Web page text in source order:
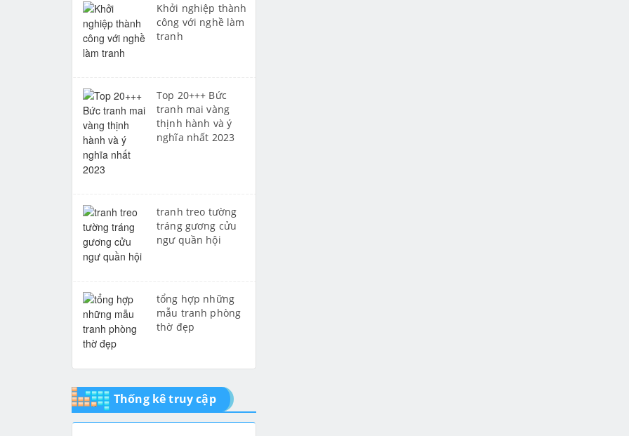
Khởi nghiệp thành
công với nghề làm
tranh
Top 20+++ Bức
tranh mai vàng
thịnh hành và ý
nghĩa nhất 2023
tranh treo tường
tráng gương cửu
ngư quần hội
tổng hợp những
mẫu tranh phòng
thờ đẹp
Thống kê truy cập